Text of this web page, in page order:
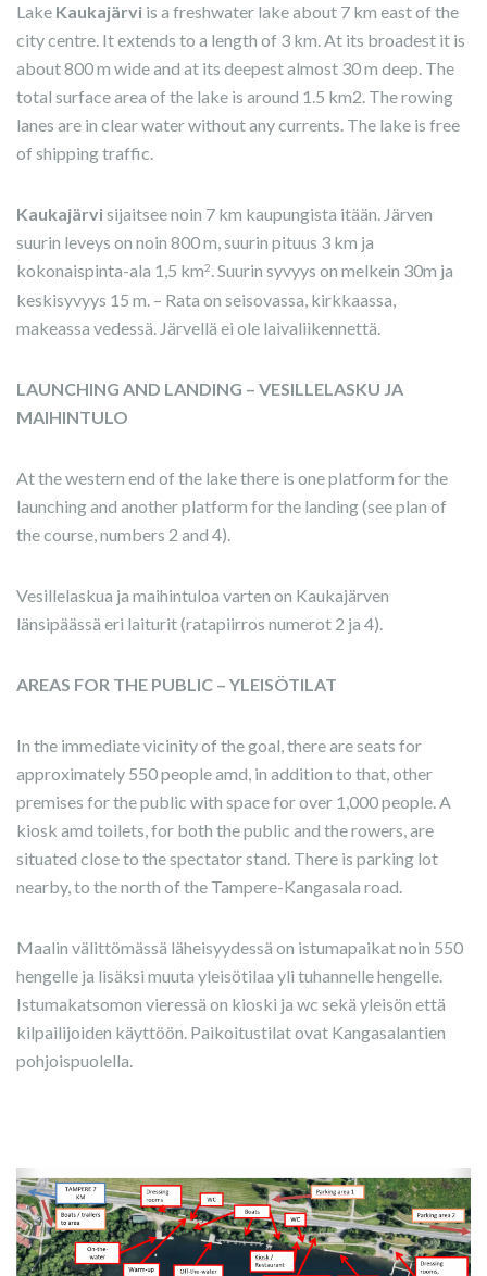
Lake Kaukajärvi is a freshwater lake about 7 km east of the
city centre. It extends to a length of 3 km. At its broadest it is
about 800 m wide and at its deepest almost 30 m deep. The
total surface area of the lake is around 1.5 km2. The rowing
lanes are in clear water without any currents. The lake is free
of shipping traffic.
Kaukajärvisijaitsee noin 7 km kaupungista itään. Järven
suurin leveys on noin 800 m, suurin pituus 3 km ja
kokonaispinta-ala 1,5 km2. Suurin syvyys on melkein 30m ja
keskisyvyys 15 m. – Rata on seisovassa, kirkkaassa,
makeassa vedessä. Järvellä ei ole laivaliikennettä.
LAUNCHING AND LANDING – VESILLELASKU JA
MAIHINTULO
At the western end of the lake there is one platform for the
launching and another platform for the landing (see plan of
the course, numbers 2 and 4).
Vesillelaskua ja maihintuloa varten on Kaukajärven
länsipäässä eri laiturit (ratapiirros numerot 2 ja 4).
AREAS FOR THE PUBLIC – YLEISÖTILAT
In the immediate vicinity of the goal, there are seats for
approximately 550 people amd, in addition to that, other
premises for the public with space for over 1,000 people. A
kiosk amd toilets, for both the public and the rowers, are
situated close to the spectator stand. There is parking lot
nearby, to the north of the Tampere-Kangasala road.
Maalin välittömässä läheisyydessä on istumapaikat noin 550
hengelle ja lisäksi muuta yleisötilaa yli tuhannelle hengelle.
Istumakatsomon vieressä on kioski ja wc sekä yleisön että
kilpailijoiden käyttöön. Paikoitustilat ovat Kangasalantien
pohjoispuolella.